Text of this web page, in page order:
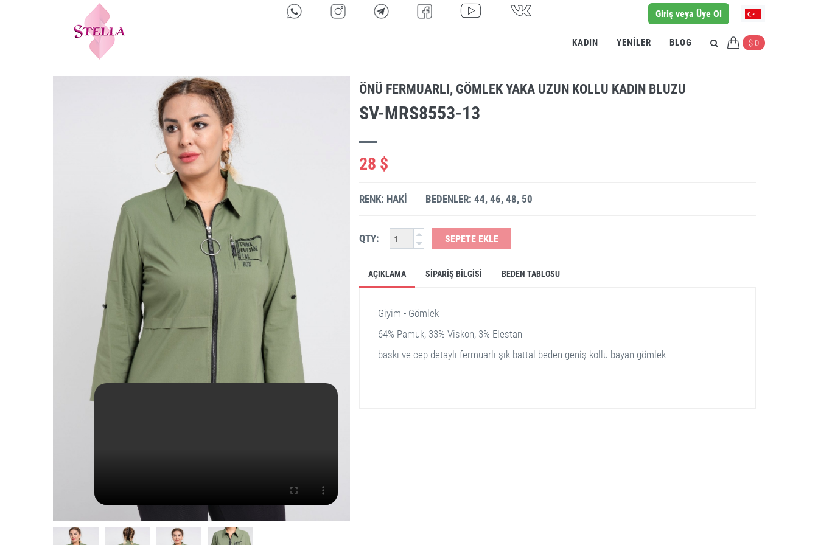
Giriş veya Üye Ol
KADIN YENILER BLOG $ 0
ÖNÜ FERMUARLI, GÖMLEK YAKA UZUN KOLLU KADIN BLUZU
SV-MRS8553-13
28 $
RENK: HAKI BEDENLER: 44, 46, 48, 50
QTY: SEPETE EKLE
AÇIKLAMA SIPARIŞ BILGISI BEDEN TABLOSU
Giyim - Gömlek
64% Pamuk, 33% Viskon, 3% Elestan
baskı ve cep detaylı fermuarlı şık battal beden geniş kollu bayan gömlek